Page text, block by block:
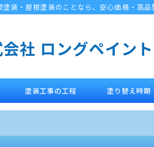
塗装・屋根塗装のことなら、安心価格・高
社 ロングペイント
塗装工事の工程 塗り替え時期